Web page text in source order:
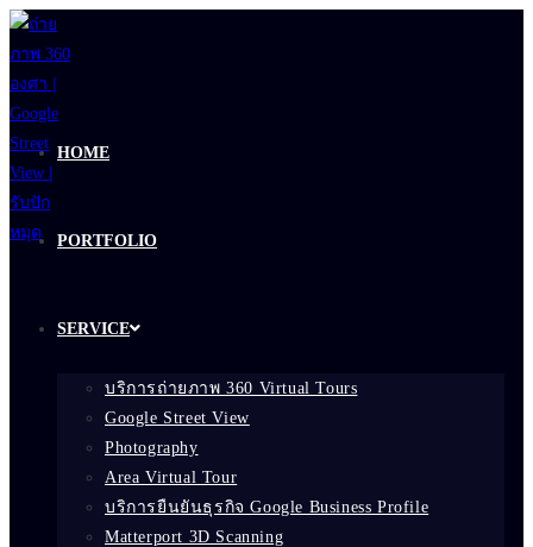
Skip
to
content
HOME
PORTFOLIO
SERVICE
บริการถ่ายภาพ 360 Virtual Tours
Google Street View
Photography
Area Virtual Tour
บริการยืนยันธุรกิจ Google Business Profile
Matterport 3D Scanning